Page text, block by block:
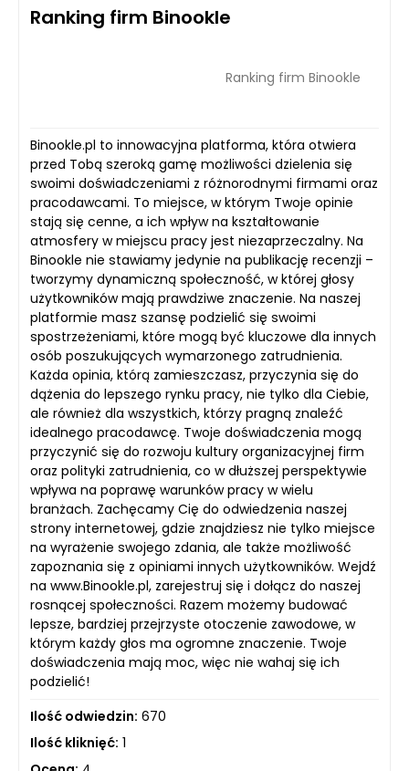
Ranking firm Binookle
Ranking firm Binookle
Binookle.pl to innowacyjna platforma, która otwiera
przed Tobą szeroką gamę możliwości dzielenia się
swoimi doświadczeniami z różnorodnymi firmami oraz
pracodawcami. To miejsce, w którym Twoje opinie
stają się cenne, a ich wpływ na kształtowanie
atmosfery w miejscu pracy jest niezaprzeczalny. Na
Binookle nie stawiamy jedynie na publikację recenzji –
tworzymy dynamiczną społeczność, w której głosy
użytkowników mają prawdziwe znaczenie. Na naszej
platformie masz szansę podzielić się swoimi
spostrzeżeniami, które mogą być kluczowe dla innych
osób poszukujących wymarzonego zatrudnienia.
Każda opinia, którą zamieszczasz, przyczynia się do
dążenia do lepszego rynku pracy, nie tylko dla Ciebie,
ale również dla wszystkich, którzy pragną znaleźć
idealnego pracodawcę. Twoje doświadczenia mogą
przyczynić się do rozwoju kultury organizacyjnej firm
oraz polityki zatrudnienia, co w dłuższej perspektywie
wpływa na poprawę warunków pracy w wielu
branżach. Zachęcamy Cię do odwiedzenia naszej
strony internetowej, gdzie znajdziesz nie tylko miejsce
na wyrażenie swojego zdania, ale także możliwość
zapoznania się z opiniami innych użytkowników. Wejdź
na www.Binookle.pl, zarejestruj się i dołącz do naszej
rosnącej społeczności. Razem możemy budować
lepsze, bardziej przejrzyste otoczenie zawodowe, w
którym każdy głos ma ogromne znaczenie. Twoje
doświadczenia mają moc, więc nie wahaj się ich
podzielić!
Ilość odwiedzin: 670
Ilość kliknięć: 1